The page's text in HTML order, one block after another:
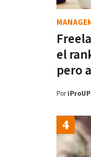
el
pero
Por iProUP